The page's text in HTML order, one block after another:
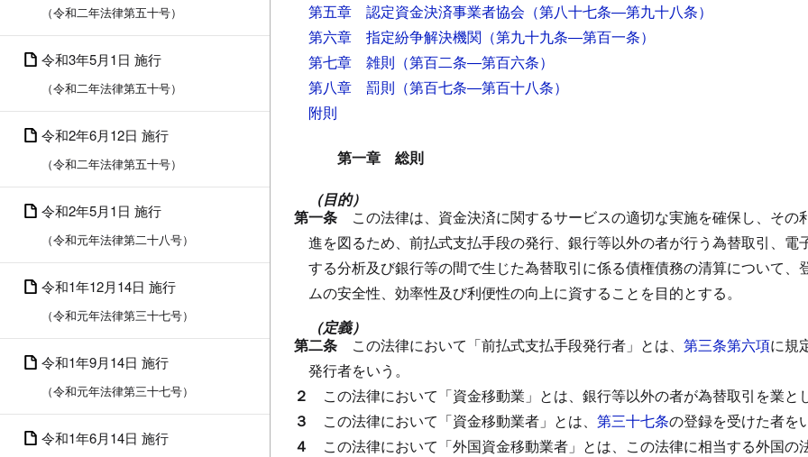
（令和二年法律第五十号）
令和3年5月1日 施行
（令和二年法律第五十号）
令和2年6月12日 施行
（令和二年法律第五十号）
令和2年5月1日 施行
（令和元年法律第二十八号）
令和1年12月14日 施行
（令和元年法律第三十七号）
令和1年9月14日 施行
（令和元年法律第三十七号）
令和1年6月14日 施行
第五章 認定資金決済事業者協会 （第八十七条―第九十八条）
第六章 指定紛争解決機関 （第九十九条―第百一条）
第七章 雑則 （第百二条―第百六条）
第八章 罰則 （第百七条―第百十八条）
附則
第一章 総則
（目的）
第一条 この法律は、資金決済に関するサービスの適切な実施を確保し、そ
進を図るため、前払式支払手段の発行、銀行等以外の者が行う為替取引、
する分析及び銀行等の間で生じた為替取引に係る債権債務の清算について
ムの安全性、効率性及び利便性の向上に資することを目的とする。
（定義）
第二条 この法律において「前払式支払手段発行者」とは、 第三条第六項に規
発行者をいう。
２ この法律において「資金移動業」とは、銀行等以外の者が為替取引を業と
３ この法律において「資金移動業者」とは、 第三十七条の登録を受けた者を
４ この法律において「外国資金移動業者」とは、この法律に相当する外国